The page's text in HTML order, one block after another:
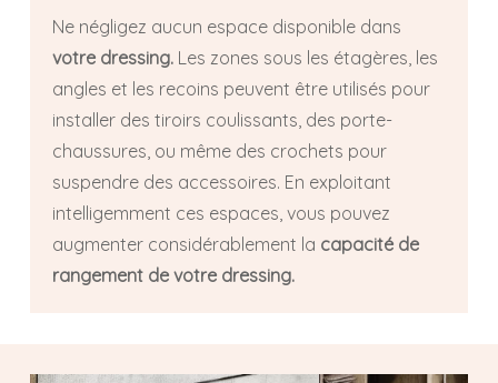
Ne négligez aucun espace disponible dans
votre dressing.Les zones sous les étagères, les
angles et les recoins peuvent être utilisés pour
installer des tiroirs coulissants, des porte-
chaussures, ou même des crochets pour
suspendre des accessoires. En exploitant
intelligemment ces espaces, vous pouvez
augmenter considérablement la capacité de
rangement de votre dressing.